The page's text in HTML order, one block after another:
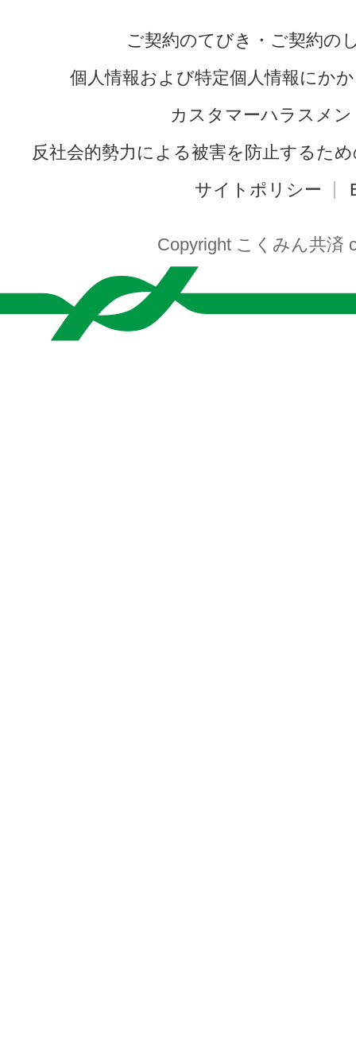
ご契約のてびき・ご契約の
個人情報および特定個人情報にか
カスタマーハラスメ
反社会的勢力による被害を防止するた
サイトポリシー
Copyright こくみん共済